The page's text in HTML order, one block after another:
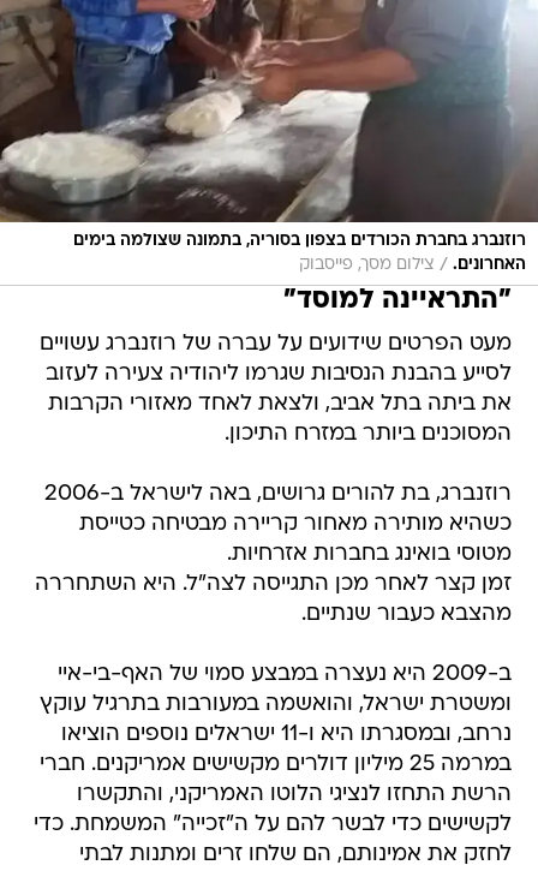
רוזנברג בחברת הכורדים בצפון בסוריה, בתמונה שצולמה בימים
האחרונים. / צילום מסך, פייסבוק
"התראיינה למוסד"
מעט הפרטים שידועים על עברה של רוזנברג עשויים
לסייע בהבנת הנסיבות שגרמו ליהודיה צעירה לעזוב
את ביתה בתל אביב, ולצאת לאחד מאזורי הקרבות
המסוכנים ביותר במזרח התיכון.
רוזנברג, בת להורים גרושים, באה לישראל ב-2006
כשהיא מותירה מאחור קריירה מבטיחה כטייסת
מטוסי בואינג בחברות אזרחיות.
זמן קצר לאחר מכן התגייסה לצה"ל. היא השתחררה
מהצבא כעבור שנתיים.
ב-2009 היא נעצרה במבצע סמוי של האף-בי-איי
ומשטרת ישראל, והואשמה במעורבות בתרגיל עוקץ
נרחב, ובמסגרתו היא ו-11 ישראלים נוספים הוציאו
במרמה 25 מיליון דולרים מקשישים אמריקנים. חברי
הרשת התחזו לנציגי הלוטו האמריקני, והתקשרו
לקשישים כדי לבשר להם על ה"זכייה" המשמחת. כדי
לחזק את אמינותם, הם שלחו זרים ומתנות לבתי